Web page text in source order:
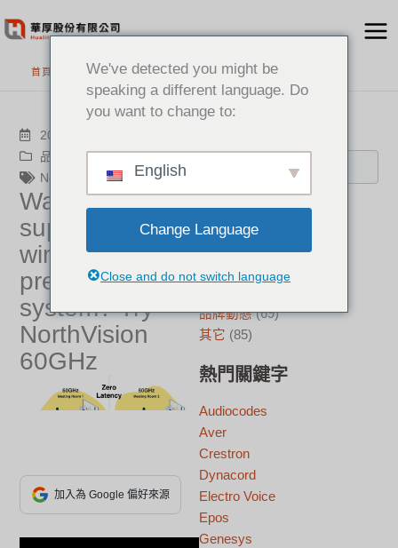
至
首頁 最新消息
2024-07-07
品牌動態
NorthVision
Want a
superfast
wireless
presentation
system? Try
NorthVision
60GHz
加入為 Google 偏好來源
搜尋
分類
新聞中心(21)
成功案例
品牌動態(69)
其它 (85)
熱門關鍵字
Audiocodes
Aver
Crestron
Dynacord
Electro Voice
Epos
Genesys
We've detected you might be
speaking a different language. Do
you want to change to:
English
Change Language
Close and do not switch language